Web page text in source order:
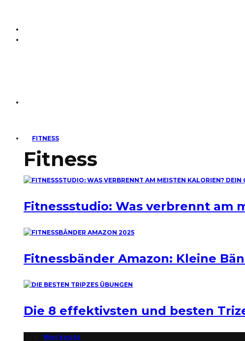
FITNESS
Fitness
Fitnessstudio: Was verbrennt am
Fitnessbänder Amazon: Kleine
Die 8 effektivsten und besten
Workouts